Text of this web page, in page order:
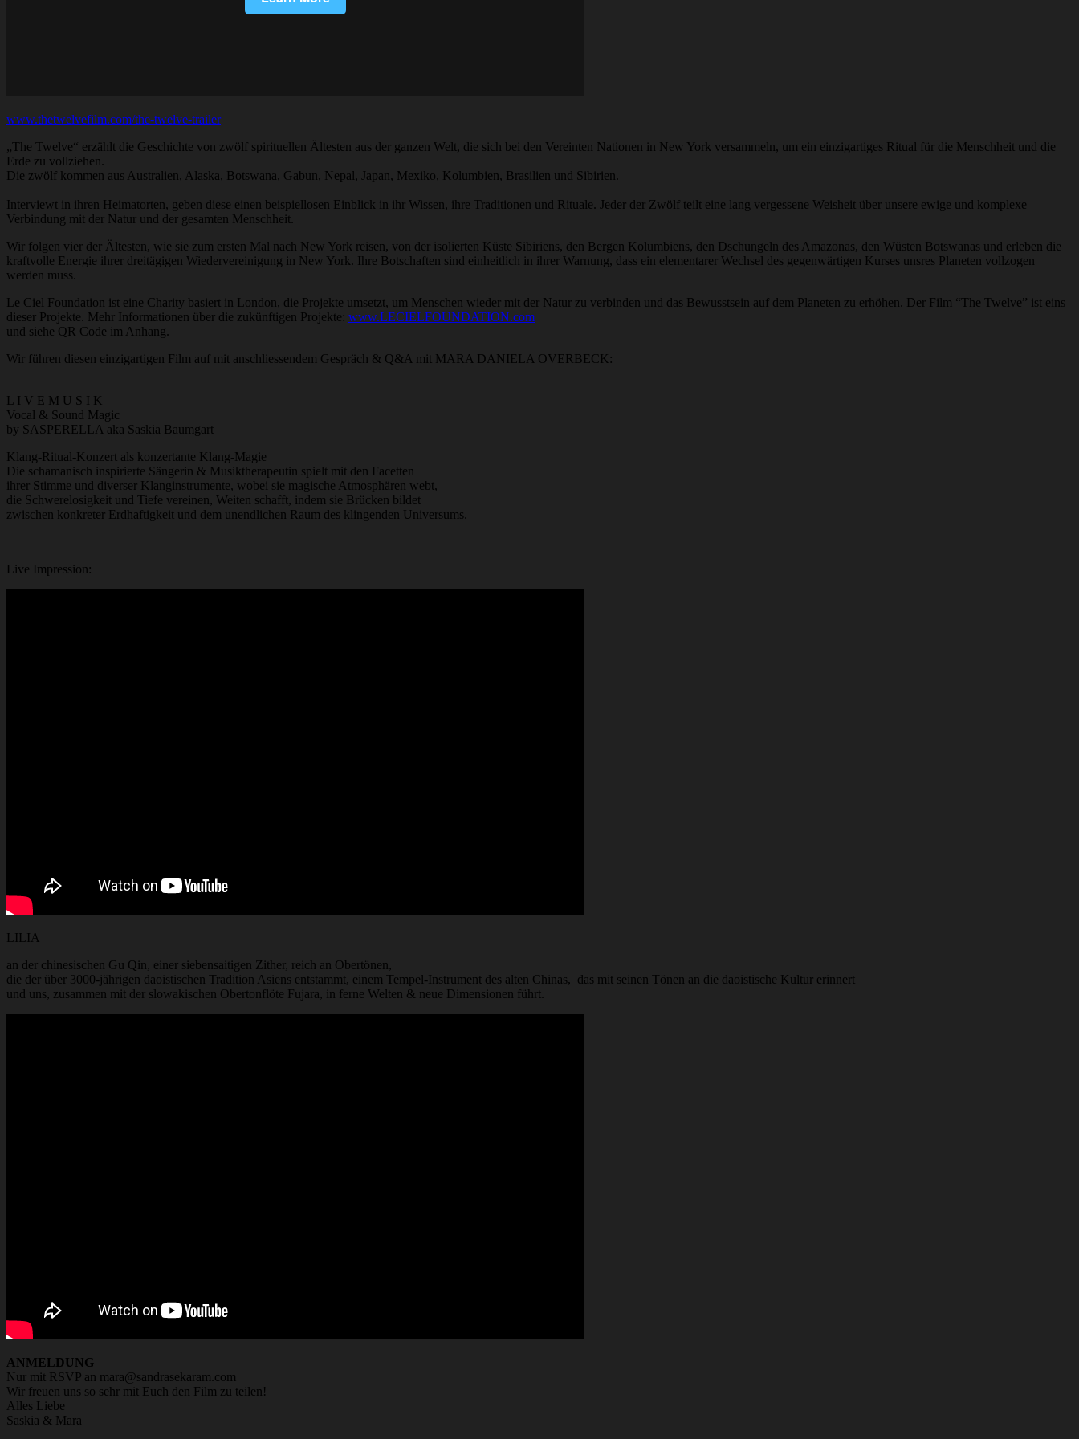
www.thetwelvefilm.com/the-twelve-trailer
„The Twelve“ erzählt die Geschichte von zwölf spirituellen Ältesten aus der ganzen Welt, die sich bei den Vereinten Nationen in New York versammeln, um ein einzigartiges Ritual für die Menschheit und die
Erde zu vollziehen.
Die zwölf kommen aus Australien, Alaska, Botswana, Gabun, Nepal, Japan, Mexiko, Kolumbien, Brasilien und Sibirien.
Interviewt in ihren Heimatorten, geben diese einen beispiellosen Einblick in ihr Wissen, ihre Traditionen und Rituale. Jeder der Zwölf teilt eine lang vergessene Weisheit über unsere ewige und komplexe
Verbindung mit der Natur und der gesamten Menschheit.
Wir folgen vier der Ältesten, wie sie zum ersten Mal nach New York reisen, von der isolierten Küste Sibiriens, den Bergen Kolumbiens, den Dschungeln des Amazonas, den Wüsten Botswanas und erleben die
kraftvolle Energie ihrer dreitägigen Wiedervereinigung in New York. Ihre Botschaften sind einheitlich in ihrer Warnung, dass ein elementarer Wechsel des gegenwärtigen Kurses unsres Planeten vollzogen
werden muss.
Le Ciel Foundation ist eine Charity basiert in London, die Projekte umsetzt, um Menschen wieder mit der Natur zu verbinden und das Bewusstsein auf dem Planeten zu erhöhen. Der Film “The Twelve” ist eins
dieser Projekte. Mehr Informationen über die zukünftigen Projekte: www.LECIELFOUNDATION.com
und siehe QR Code im Anhang.
Wir führen diesen einzigartigen Film auf mit anschliessendem Gespräch & Q&A mit MARA DANIELA OVERBECK:
L I V E M U S I K
Vocal & Sound Magic
by SASPERELLA aka Saskia Baumgart
Klang-Ritual-Konzert als konzertante Klang-Magie
Die schamanisch inspirierte Sängerin & Musiktherapeutin spielt mit den Facetten
ihrer Stimme und diverser Klanginstrumente, wobei sie magische Atmosphären webt,
die Schwerelosigkeit und Tiefe vereinen, Weiten schafft, indem sie Brücken bildet
zwischen konkreter Erdhaftigkeit und dem unendlichen Raum des klingenden Universums.
Live Impression:
LILIA
an der chinesischen Gu Qin, einer siebensaitigen Zither, reich an Obertönen,
die der über 3000-jährigen daoistischen Tradition Asiens entstammt, einem Tempel-Instrument des alten Chinas, das mit seinen Tönen an die daoistische Kultur erinnert
und uns, zusammen mit der slowakischen Obertonflöte Fujara, in ferne Welten & neue Dimensionen führt.
ANMELDUNG
Nur mit RSVP an mara@sandrasekaram.com
Wir freuen uns so sehr mit Euch den Film zu teilen!
Alles Liebe
Saskia & Mara